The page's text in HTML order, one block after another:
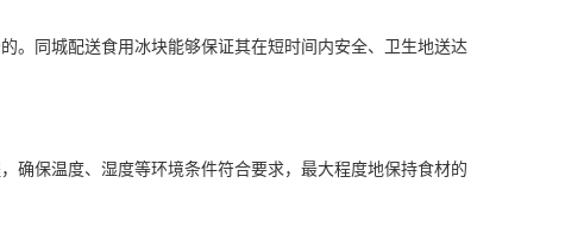
同城配送食用冰块能够保证其在短时间内安全、卫生地送达
保温度、湿度等环境条件符合要求，最大程度地保持食材的